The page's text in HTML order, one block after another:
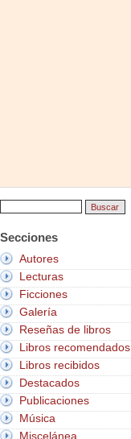
Secciones
Autores
Lecturas
Ficciones
Galería
Reseñas de libros
Libros recomendados
Libros recibidos
Destacados
Publicaciones
Música
Miscelánea